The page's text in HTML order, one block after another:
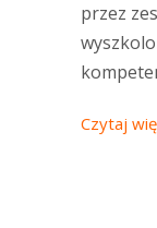
przez
Czytaj